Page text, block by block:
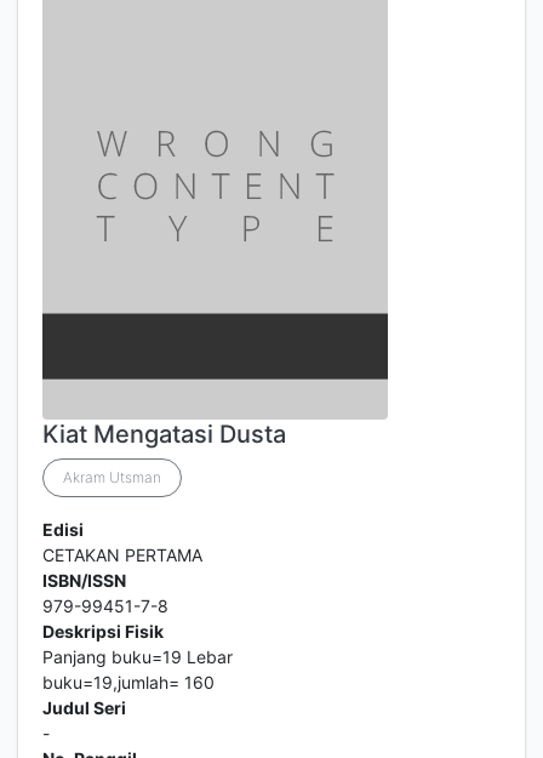
Kiat Mengatasi Dusta
Akram Utsman
Edisi
CETAKAN PERTAMA
ISBN/ISSN
979-99451-7-8
Deskripsi Fisik
Panjang buku=19 Lebar
buku=19,jumlah= 160
Judul Seri
-